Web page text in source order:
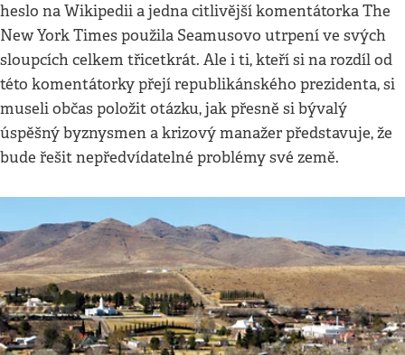
heslo na Wikipedii a jedna citlivější komentátorka The
New York Times použila Seamusovo utrpení ve svých
sloupcích celkem třicetkrát. Ale i ti, kteří si na rozdíl od
této komentátorky přejí republikánského prezidenta, si
museli občas položit otázku, jak přesně si bývalý
úspěšný byznysmen a krizový manažer představuje, že
bude řešit nepředvídatelné problémy své země.